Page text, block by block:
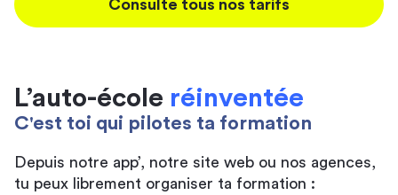
Consulte tous nos tarifs
L’auto-école réinventée
C'est toi qui pilotes ta formation
Depuis notre app’, notre site web ou nos agences,
tu peux librement organiser ta formation :